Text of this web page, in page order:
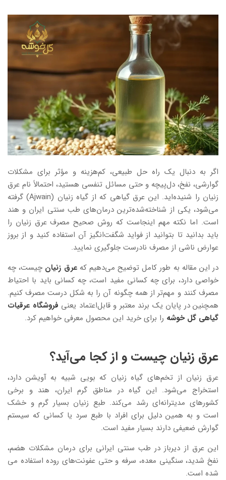
اگر به دنبال یک راه حل طبیعی، کم‌هزینه و مؤثر برای مشکلات
گوارشی، نفخ، دل‌پیچه و حتی مسائل تنفسی هستید، احتمالاً نام عرق
زنیان را شنیده‌اید. این عرق گیاهی که از گیاه زنیان (Ajwain) گرفته
می‌شود، یکی از شناخته‌شده‌ترین درمان‌های طب سنتی ایران و هند
است. اما نکته مهم اینجاست که روش صحیح مصرف عرق زنیان را
باید بدانید تا بتوانید از فواید شگفت‌انگیز آن استفاده کنید و از بروز
عوارض ناشی از مصرف نادرست جلوگیری نمایید.
در این مقاله به طور کامل توضیح می‌دهیم کهعرق زنیان چیست، چه
خواصی دارد، برای چه کسانی مفید است، چه کسانی باید با احتیاط
مصرف کنند و مهم‌تر از همه چگونه آن را به شکل درست مصرف کنیم.
همچنین در پایان یک برند معتبر و قابل‌اعتماد یعنی فروشگاه عرقیات
گیاهی گل خوشه را برای خرید این محصول معرفی خواهیم کرد.
عرق زنیان چیست و از کجا می‌آید؟
عرق زنیان از تخم‌های گیاه زنیان که بویی شبیه به آویشن دارد،
استخراج می‌شود. این گیاه در مناطق گرم ایران، هند و برخی
کشورهای مدیترانه‌ای رشد می‌کند. طبع زنیان بسیار گرم و خشک
است و به همین دلیل برای افراد با طبع سرد یا کسانی که سیستم
گوارش ضعیفی دارند بسیار مفید است.
این عرق از دیرباز در طب سنتی ایرانی برای درمان مشکلات هضم،
نفخ شدید، سنگینی معده، سرفه و حتی عفونت‌های روده استفاده می
شده است.